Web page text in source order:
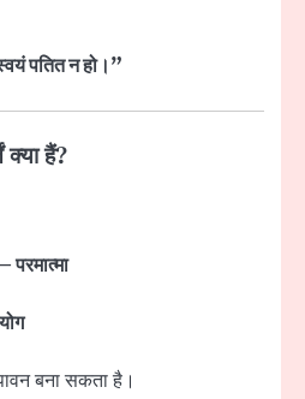
पतित न हो।”
क्या हैं?
—परमात्मा
बना सकता है।